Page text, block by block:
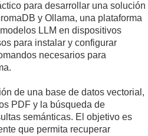
para desarrollar una solución
y Ollama, una plataforma
LLM en dispositivos
para instalar y configurar
necesarios para
de una base de datos vectorial,
PDF y la búsqueda de
semánticas. El objetivo es
que permita recuperar